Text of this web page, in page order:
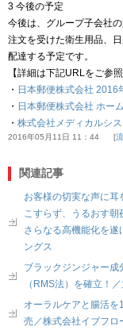
3 今後の予定
今後は、グループ子会社
注文を受けた衛生用品、
配達する予定です。
【詳細は下記URLをご参照
・ 日本郵便株式会社 2016
・ 日本郵便株式会社 ホー
・ 株式会社メディカルシ
2016年05月11日 11：44
関連記事
お客様の切実な声に
こすらず、うるおす朝
さらなる高機能化を遂
ングス
ブラックジンジャー
（RMS法）を確立！
オーラルケアと腸活
売／株式会社イブフロ